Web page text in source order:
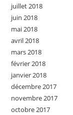
juillet 2018
juin 2018
mai 2018
avril 2018
mars 2018
février 2018
janvier 2018
décembre 2017
novembre 2017
octobre 2017